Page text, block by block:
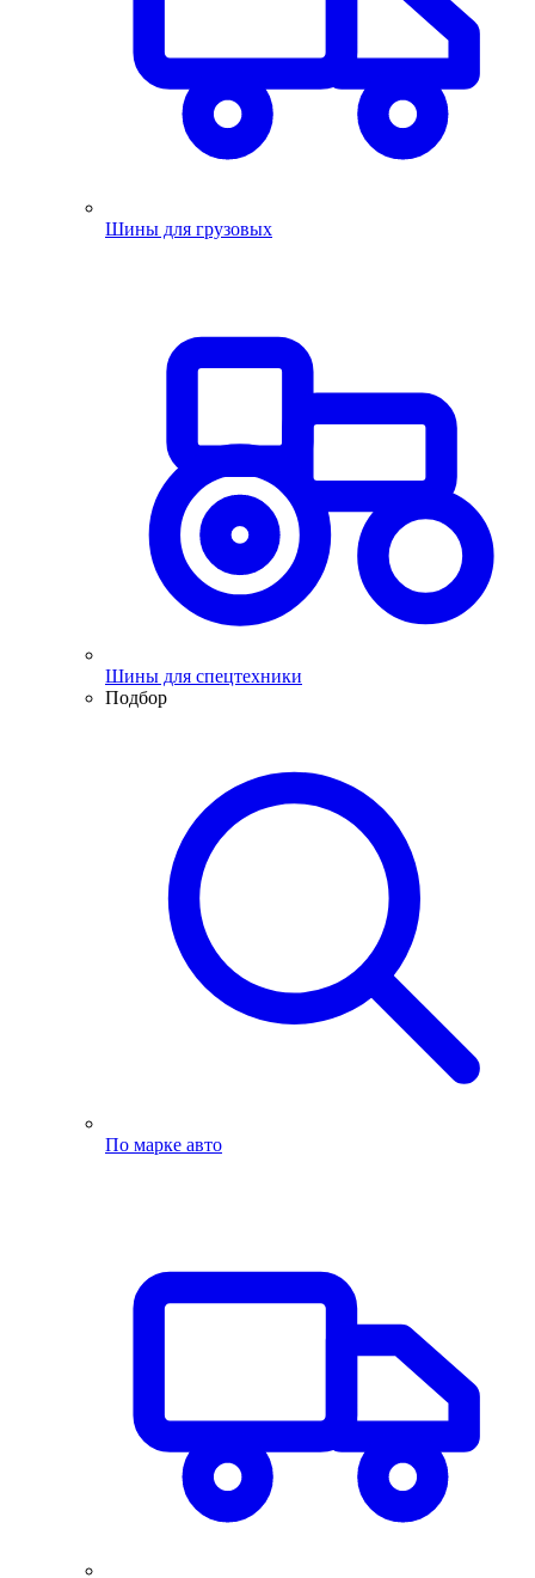
Шины для грузовых
Шины для спецтехники
Подбор
По марке авто